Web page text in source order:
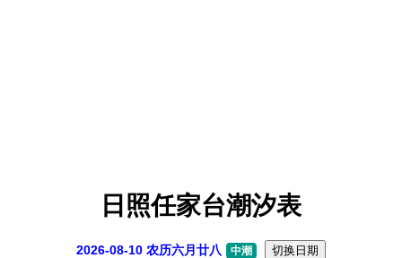
日照任家台潮汐表
2026-08-10 农历六月廿八 中潮 切换日期